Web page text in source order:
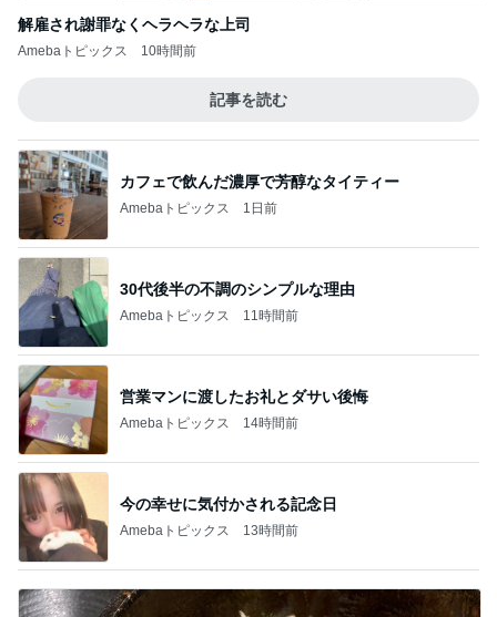
解雇され謝罪なくヘラヘラな上司
Amebaトピックス 10時間前
記事を読む
カフェで飲んだ濃厚で芳醇なタイティー
Amebaトピックス 1日前
30代後半の不調のシンプルな理由
Amebaトピックス 11時間前
営業マンに渡したお礼とダサい後悔
Amebaトピックス 14時間前
今の幸せに気付かされる記念日
Amebaトピックス 13時間前